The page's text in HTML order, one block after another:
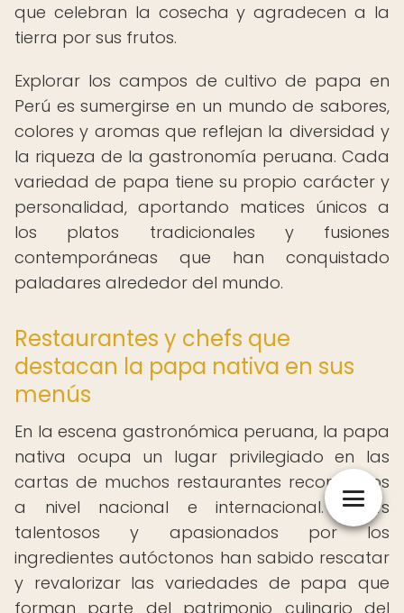
que celebran la cosecha y agradecen a la
tierra por sus frutos.
Explorar los campos de cultivo de papa en
Perú es sumergirse en un mundo de sabores,
colores y aromas que reflejan la diversidad y
la riqueza de la gastronomía peruana. Cada
variedad de papa tiene su propio carácter y
personalidad, aportando matices únicos a
los platos tradicionales y fusiones
contemporáneas que han conquistado
paladares alrededor del mundo.
Restaurantes y chefs que
destacan la papa nativa en sus
menús
En la escena gastronómica peruana, la papa
nativa ocupa un lugar privilegiado en las
cartas de muchos restaurantes reconocidos
a nivel nacional e internacional. Chefs
talentosos y apasionados por los
ingredientes autóctonos han sabido rescatar
y revalorizar las variedades de papa que
forman parte del patrimonio culinario del